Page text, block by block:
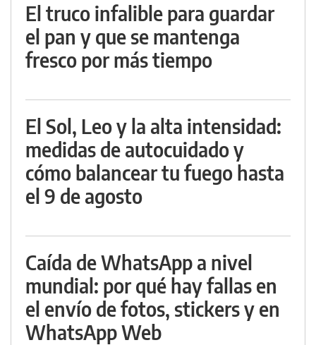
El truco infalible para guardar
el pan y que se mantenga
fresco por más tiempo
El Sol, Leo y la alta intensidad:
medidas de autocuidado y
cómo balancear tu fuego hasta
el 9 de agosto
Caída de WhatsApp a nivel
mundial: por qué hay fallas en
el envío de fotos, stickers y en
WhatsApp Web